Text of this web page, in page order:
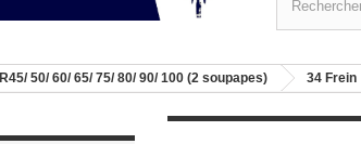
>R45/ 50/ 60/ 65/ 75/ 80/ 90/ 100 (2 soupapes) >34 Frein